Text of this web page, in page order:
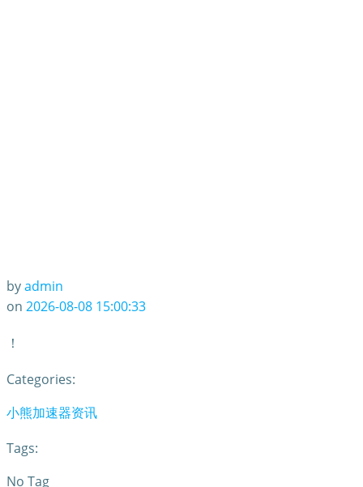
byadmin
on 2026-08-08 15:00:33
！
Categories:
小熊加速器资讯
Tags:
No Tag